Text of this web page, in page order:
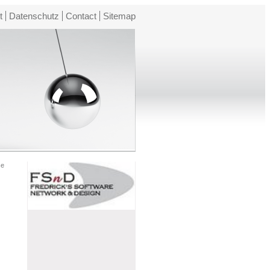
Datenschutz Contact Sitemap